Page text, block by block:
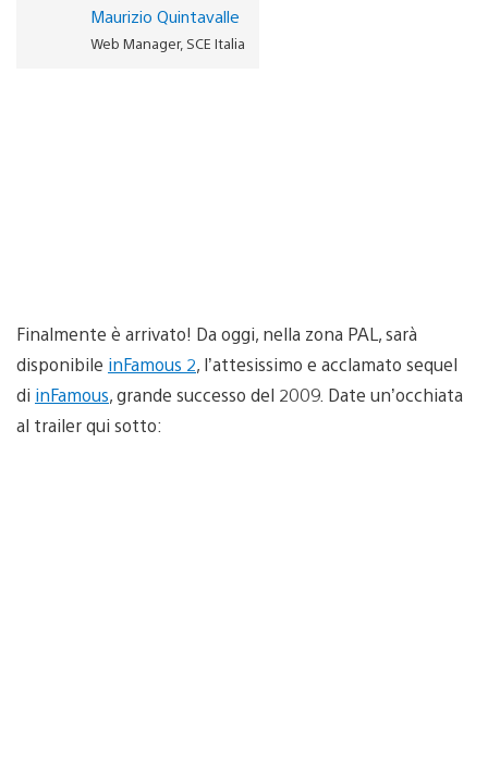
Maurizio Quintavalle
Web Manager, SCE Italia
Finalmente è arrivato! Da oggi, nella zona PAL, sarà
disponibile inFamous 2, l’attesissimo e acclamato sequel
di inFamous, grande successo del 2009. Date un’occhiata
al trailer qui sotto: